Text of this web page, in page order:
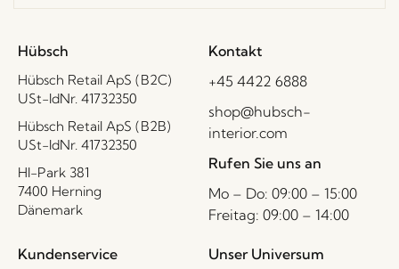
Hübsch
Hübsch Retail ApS (B2C)
USt-IdNr. 41732350
Hübsch Retail ApS (B2B)
USt-IdNr. 41732350
HI-Park 381
7400 Herning
Dänemark
Kontakt
+45 4422 6888
shop@hubsch-
interior.com
Rufen Sie uns an
Mo – Do: 09:00 – 15:00
Freitag: 09:00 – 14:00
Kundenservice Unser Universum